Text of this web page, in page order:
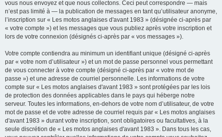
vous nous envoyez et que nous collectons. Ceci peut correspondre — mais
n’est pas limité à — la publication de messages en tant qu’utilisateur anonyme,
l’inscription sur « Les motos anglaises d'avant 1983 » (désignée ci-après par
« votre compte ») et les messages que vous publiez après votre inscription et
lors de votre connexion (désignés ci-après par « vos messages »).
Votre compte contiendra au minimum un identifiant unique (désigné ci-après
par « votre nom d’utilisateur ») et un mot de passe personnel vous permettant
de vous connecter à votre compte (désigné ci-après par « votre mot de
passe ») et une adresse de courriel personnelle. Les informations de votre
compte sur « Les motos anglaises d'avant 1983 » sont protégées par les lois
de protection des données applicables dans le pays qui héberge notre
serveur. Toutes les informations, en-dehors de votre nom d’utilisateur, de votre
mot de passe et de votre adresse de courriel requis par « Les motos anglaises
d'avant 1983 » durant votre inscription, sont obligatoires ou facultatives, à la
seule discrétion de « Les motos anglaises d'avant 1983 ». Dans tous les cas,